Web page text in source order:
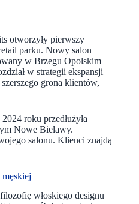
otworzyły pierwszy
parku. Nowy salon
w Brzegu Opolskim
w strategii ekspansji
grona klientów,
roku przedłużyła
Nowe Bielawy.
salonu. Klienci znajdą
włoskiego designu